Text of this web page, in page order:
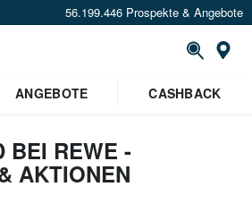
56.199.446 Prospekte & Angebote
festlegen
ANGEBOTE CASHBACK
BEI REWE -
AKTIONEN